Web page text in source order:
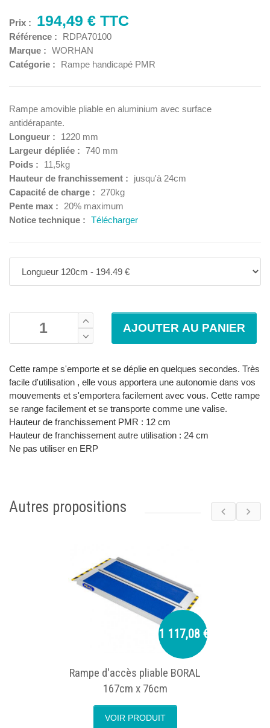
Prix : 194,49 € TTC
Référence :
RDPA70100
Marque : WORHAN
Catégorie :
Rampe handicapé PMR
Rampe amovible pliable en aluminium avec surface
antidérapante.
Longueur :
1220 mm
Largeur dépliée : 740 mm
Poids :
11,5kg
Hauteur de franchissement :
jusqu'à 24cm
Capacité de charge :
270kg
Pente max :
20% maximum
Notice technique : Télécharger
Cette rampe s'emporte et se déplie en quelques secondes. Très
facile d'utilisation , elle vous apportera une autonomie dans vos
mouvements et s'emportera facilement avec vous. Cette rampe
se range facilement et se transporte comme une valise.
Hauteur de franchissement PMR : 12 cm
Hauteur de franchissement autre utilisation : 24 cm
Ne pas utiliser en ERP
Autres propositions
1 117,08 €
Rampe d'accès pliable BORAL
167cm x 76cm
VOIR PRODUIT